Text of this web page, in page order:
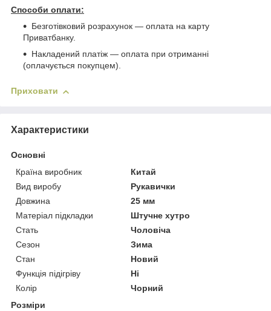
Способи оплати:
Безготівковий розрахунок ― оплата на карту
Приватбанку.
Накладений платіж ― оплата при отриманні
(оплачується покупцем).
Приховати
Характеристики
Основні
Країна виробник
Китай
Вид виробу
Рукавички
Довжина
25 мм
Матеріал підкладки
Штучне хутро
Стать
Чоловіча
Сезон
Зима
Стан
Новий
Функція підігріву
Ні
Колір
Чорний
Розміри